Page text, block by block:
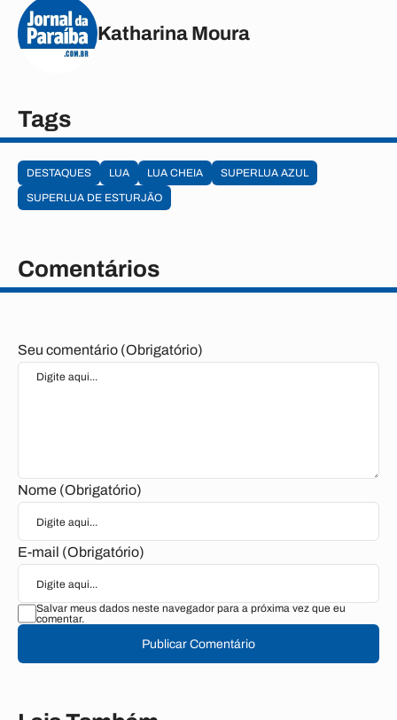
Katharina Moura
Tags
DESTAQUES LUA LUA CHEIA
SUPERLUA AZUL
SUPERLUA DE ESTURJÃO
Comentários
Seu comentário (Obrigatório)
Nome (Obrigatório)
E-mail (Obrigatório)
Salvar meus dados neste navegador para a próxima vez que eu
comentar.
Publicar Comentário